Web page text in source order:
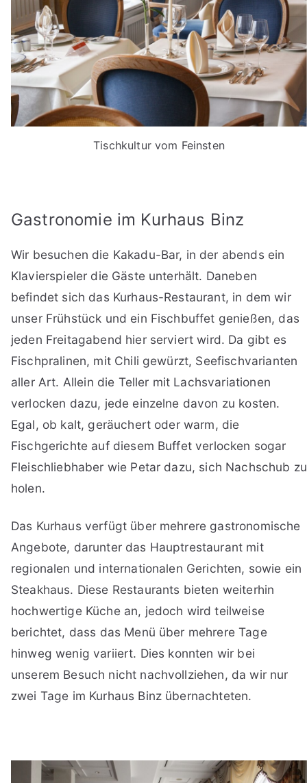
Tischkultur vom Feinsten
Gastronomie im Kurhaus Binz
Wir besuchen die Kakadu-Bar, in der abends ein
Klavierspieler die Gäste unterhält. Daneben
befindet sich das Kurhaus-Restaurant, in dem wir
unser Frühstück und ein Fischbuffet genießen, das
jeden Freitagabend hier serviert wird. Da gibt es
Fischpralinen, mit Chili gewürzt, Seefischvarianten
aller Art. Allein die Teller mit Lachsvariationen
verlocken dazu, jede einzelne davon zu kosten.
Egal, ob kalt, geräuchert oder warm, die
Fischgerichte auf diesem Buffet verlocken sogar
Fleischliebhaber wie Petar dazu, sich Nachschub zu
holen.
Das Kurhaus verfügt über mehrere gastronomische
Angebote, darunter das Hauptrestaurant mit
regionalen und internationalen Gerichten, sowie ein
Steakhaus. Diese Restaurants bieten weiterhin
hochwertige Küche an, jedoch wird teilweise
berichtet, dass das Menü über mehrere Tage
hinweg wenig variiert. Dies konnten wir bei
unserem Besuch nicht nachvollziehen, da wir nur
zwei Tage im Kurhaus Binz übernachteten.